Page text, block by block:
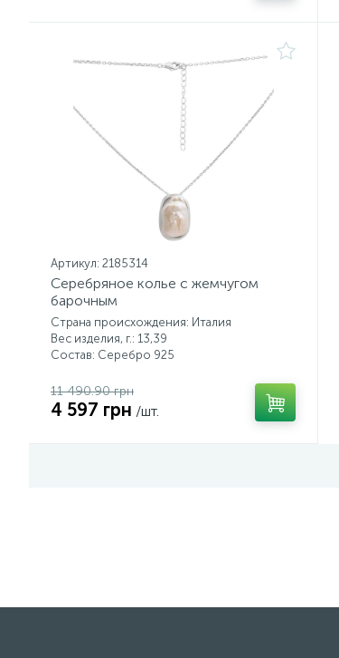
Артикул: 2185314
Серебряное колье с жемчугом
барочным
Страна происхождения: Италия
Вес изделия, г.: 13,39
Состав: Серебро 925
11 490.90 грн
4 597 грн /шт.